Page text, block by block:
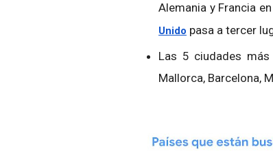
Alemania y Francia
Unido pasa a tercer
Las 5 ciudades más
Mallorca, Barcelona,